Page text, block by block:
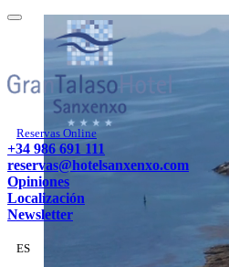
Reservas Online
+34 986 691 111
reservas@hotelsanxenxo.com
Opiniones
Localización
Newsletter
ES